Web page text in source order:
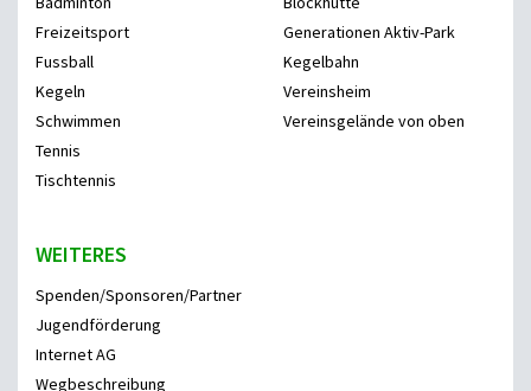
Freizeitsport
Fussball
Kegeln
Schwimmen
Tennis
Tischtennis
Generationen Aktiv-Park
Kegelbahn
Vereinsheim
Vereinsgelände von oben
WEITERES
Spenden/Sponsoren/Partner
Jugendförderung
Internet AG
Wegbeschreibung